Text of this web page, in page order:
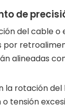
de
del cable o
alineadas
rotación
tensión